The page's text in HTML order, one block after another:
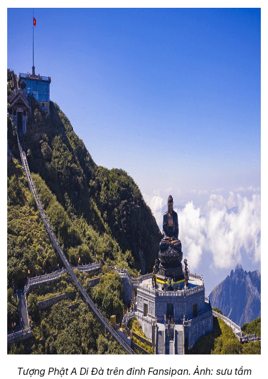
Tượng Phật A Di Đà trên đỉnh Fansipan. Ảnh: sưu tầm